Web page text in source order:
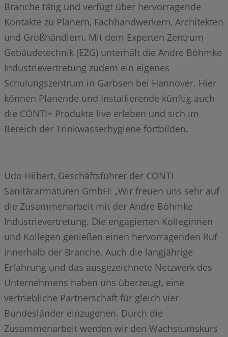
Branche tätig und verfügt über hervorragende
Kontakte zu Planern, Fachhandwerkern, Architekten
und Großhändlern. Mit dem Experten Zentrum
Gebäudetechnik (EZG) unterhält die Andre Böhmke
Industrievertretung zudem ein eigenes
Schulungszentrum in Garbsen bei Hannover. Hier
können Planende und Installierende künftig auch
die CONTI+ Produkte live erleben und sich im
Bereich der Trinkwasserhygiene fortbilden.
Udo Hilbert, Geschäftsführer der CONTI
Sanitärarmaturen GmbH: „Wir freuen uns sehr auf
die Zusammenarbeit mit der Andre Böhmke
Industrievertretung. Die engagierten Kolleginnen
und Kollegen genießen einen hervorragenden Ruf
innerhalb der Branche. Auch die langjährige
Erfahrung und das ausgezeichnete Netzwerk des
Unternehmens haben uns überzeugt, eine
vertriebliche Partnerschaft für gleich vier
Bundesländer einzugehen. Durch die
Zusammenarbeit werden wir den Wachstumskurs